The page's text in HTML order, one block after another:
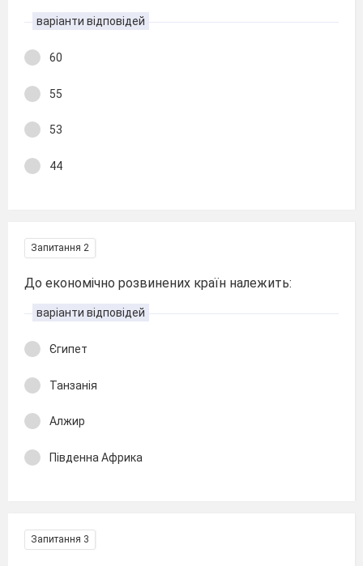
варіанти відповідей
60
55
53
44
Запитання 2
До економічно розвинених країн належить:
варіанти відповідей
Єгипет
Танзанія
Алжир
Південна Африка
Запитання 3